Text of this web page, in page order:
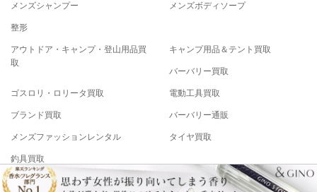
メンズシャンプー メンズボディソープ
整形
アウトドア・キャンプ・登山用品買
取
キャンプ用品＆テント買取
バーバリー買取
ゴスロリ・ロリータ買取 電動工具買取
ブランド買取 バーバリー通販
メンズファッションレンタル タイヤ買取
釣具買取
Copyright© メンズファッション研究所